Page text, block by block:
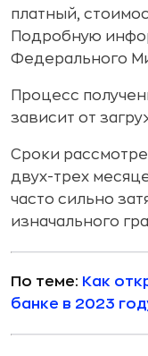
платный,
Подробную
Федерального
Процесс
зависит от
Сроки
двух-трех
часто сильно
изначального
По теме: Как
банке в 2023